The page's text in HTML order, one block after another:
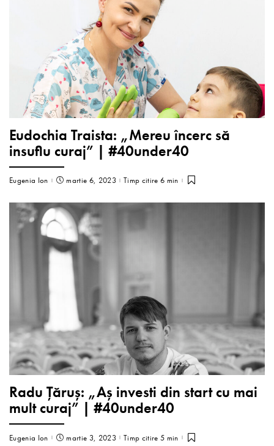
Eudochia Traista: „Mereu încerc să
insuflu curaj” | #40under40
Eugenia Ion martie 6, 2023 Timp citire 6 min
Radu Ţăruș: „Aș investi din start cu mai
mult curaj” | #40under40
Eugenia Ion martie 3, 2023 Timp citire 5 min